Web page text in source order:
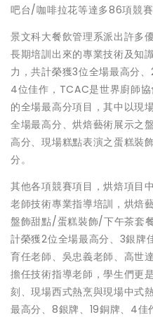
吧台/咖啡拉花等達多86項競賽
景文科大餐飲管理系派出許多
長期培訓出來的專業技術及知
力，共計榮獲3位全場最高分
4位佳作，TCAC是世界廚師
的全場最高分項目，其中以現
全場最高分、烘焙藝術展示之
高分、現場糕點表演之蛋糕裝
分。
其他各項競賽項目，烘焙項目
老師技術專業指導培訓，烘焙
盤飾甜點/蛋糕裝飾/下午茶套
計榮獲2位全場最高分、3銀牌
育任老師、吳忠義老師、高世
擔任技術指導老師，學生們更
刻、現場西式熱烹與現場中式
最高分、8銀牌、19銅牌、4佳